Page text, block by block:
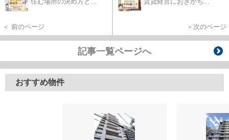
＜ 前のページ ＞次のページ
記事一覧ページへ
おすすめ物件